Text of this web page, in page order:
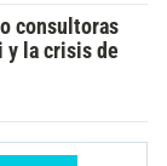
consultoras
y la crisis de